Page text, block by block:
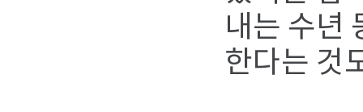
내는 수년
한다는 것